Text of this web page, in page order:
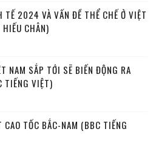
TẾ 2024 VÀ VẤN ĐỀ THỂ CHẾ Ở VIỆT
CHÂN)
NAM SẮP TỚI SẼ BIẾN ĐỘNG RA
TIẾNG VIỆT)
CAO TỐC BẮC-NAM (BBC TIẾNG